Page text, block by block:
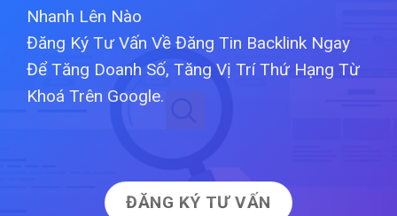
Nhanh Lên Nào
Đăng Ký Tư Vấn Về Đăng Tin Backlink Ngay
Để Tăng Doanh Số, Tăng Vị Trí Thứ Hạng Từ
Khoá Trên Google.
ĐĂNG KÝ TƯ VẤN